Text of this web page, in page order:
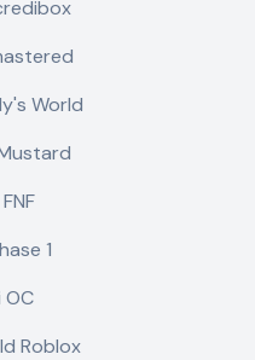
World
1
OC
Roblox